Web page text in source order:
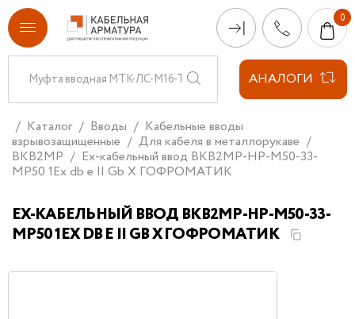
АНАЛОГИ
Каталог Вводы
Кабельные вводы
взрывозащищенные
Для кабеля в металлорукаве
ВКВ2МР
Ех-кабельный ввод ВКВ2МР-НР-М50-33-
МР50 1Ex db e II Gb X ГОФРОМАТИК
ЕХ-КАБЕЛЬНЫЙ ВВОД ВКВ2МР-НР-М50-33-
МР50 1EX DB E II GB X ГОФРОМАТИК